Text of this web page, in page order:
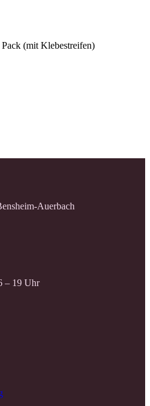
(mit Klebestreifen)
Auerbach
– 19 Uhr